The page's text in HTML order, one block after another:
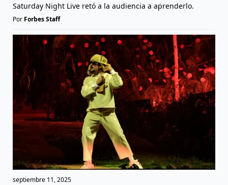
Saturday Night Live retó a la audiencia a aprenderlo.
Por Forbes Staff
septiembre 11, 2025